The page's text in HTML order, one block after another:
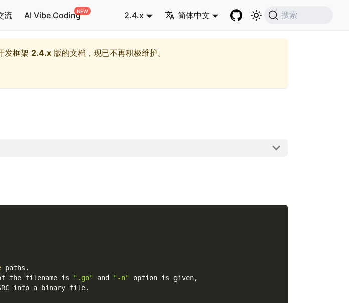
流 AI Vibe Coding 2.4.x 简体中文 搜索
发框架 2.4.x 版的文档，现已不再积极维护。
paths.
the filename is ".go" and "-n" option is given,
into a binary file.